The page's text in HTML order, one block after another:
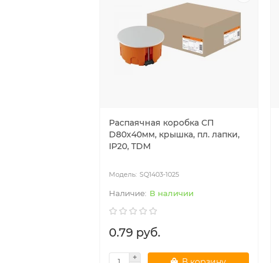
Распаячная коробка СП
D80х40мм, крышка, пл. лапки,
IP20, TDM
SQ1403-1025
В наличии
0.79 руб.